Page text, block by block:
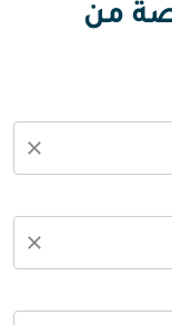
من
close
close